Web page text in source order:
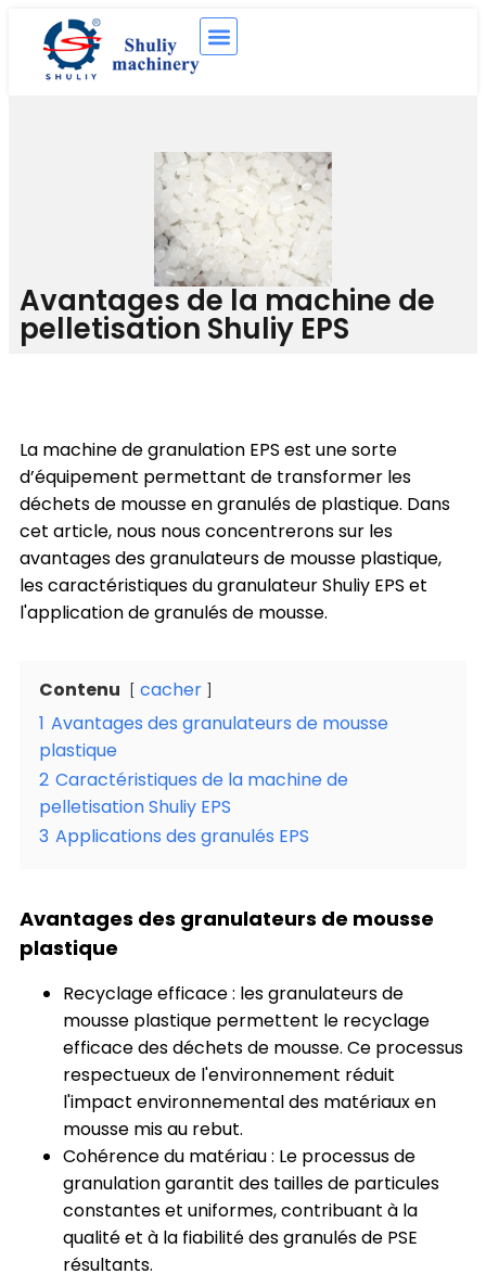
Avantages de la machine de
pelletisation Shuliy EPS
La machine de granulation EPS est une sorte
d’équipement permettant de transformer les
déchets de mousse en granulés de plastique. Dans
cet article, nous nous concentrerons sur les
avantages des granulateurs de mousse plastique,
les caractéristiques du granulateur Shuliy EPS et
l'application de granulés de mousse.
Contenu
cacher
1 Avantages des granulateurs de mousse
plastique
2 Caractéristiques de la machine de
pelletisation Shuliy EPS
3 Applications des granulés EPS
Avantages des granulateurs de mousse
plastique
Recyclage efficace : les granulateurs de
mousse plastique permettent le recyclage
efficace des déchets de mousse. Ce processus
respectueux de l'environnement réduit
l'impact environnemental des matériaux en
mousse mis au rebut.
Cohérence du matériau : Le processus de
granulation garantit des tailles de particules
constantes et uniformes, contribuant à la
qualité et à la fiabilité des granulés de PSE
résultants.